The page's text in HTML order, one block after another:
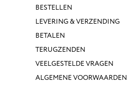
BESTELLEN
LEVERING & VERZENDING
BETALEN
TERUGZENDEN
VEELGESTELDE VRAGEN
ALGEMENE VOORWAARDEN